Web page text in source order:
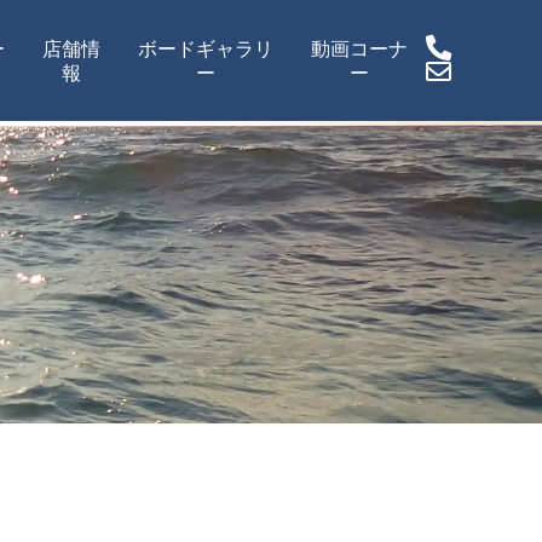
店舗情
報
ボードギャラリ
ー
動画コーナ
ー